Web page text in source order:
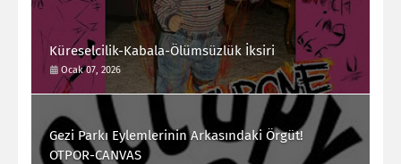
Küreselcilik-Kabala-Ölümsüzlük İksiri
Ocak 07, 2026
Gezi Parkı Eylemlerinin Arkasındaki Örgüt!
OTPOR-CANVAS